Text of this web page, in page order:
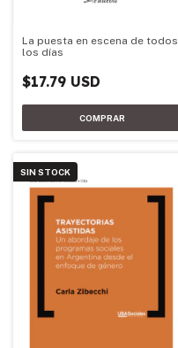
La puesta en escena de todos
los días
$17.79 USD
SIN STOCK